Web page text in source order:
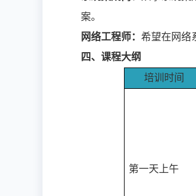
案。
网络工程师： 希望在网络
四、课程大纲
培训时间
第一天上午